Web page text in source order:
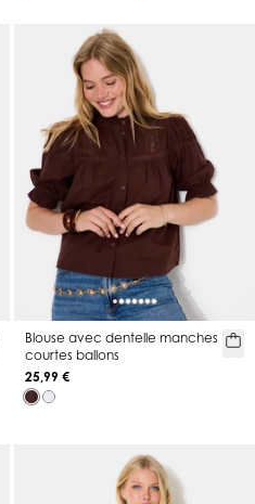
Blouse avec dentelle manches
courtes ballons
25,99 €